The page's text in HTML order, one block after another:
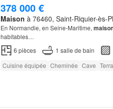
378 000 €
Maison à 76460, Saint-Riquier-ès-
En Normandie, en Seine-Maritime,
habitables…
6 pièces 1 salle de bain
Cuisine équipée Cheminée Cave